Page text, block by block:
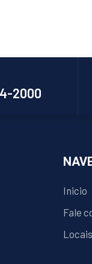
2000
Inicio
Fale